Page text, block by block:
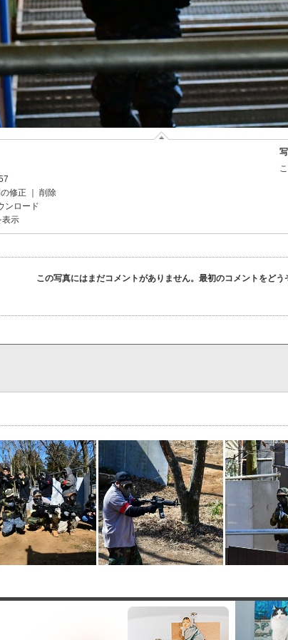
修正
削除
ンロード
表示
この写真にはまだコメントがありません。最初のコメントをどう